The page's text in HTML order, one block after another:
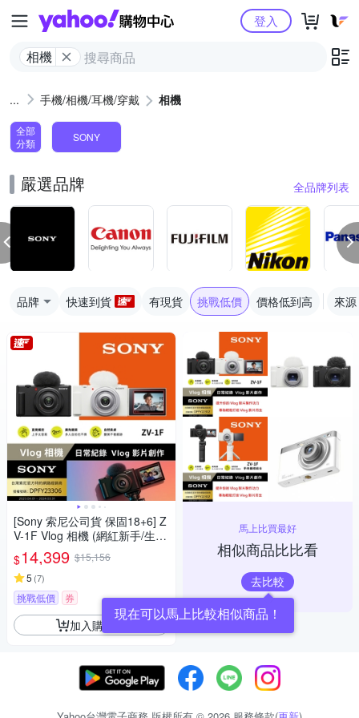
Yahoo購物中心
相機
登入
手機/相機/耳機/穿戴 相機
全部
分類
SONY
嚴選品牌 全品牌列表
品牌 快速到貨 有現貨 挑戰低價 價格低到高 來源
[Sony 索尼公司貨 保固18+6] Z
V-1F Vlog 相機 (網紅新手/生活
隨拍)
$14,399 $15,156
5 (7)
挑戰低價 券
加入購物車
馬上比買最好
相似商品比比看
去比較
現在可以馬上比較相似商品！